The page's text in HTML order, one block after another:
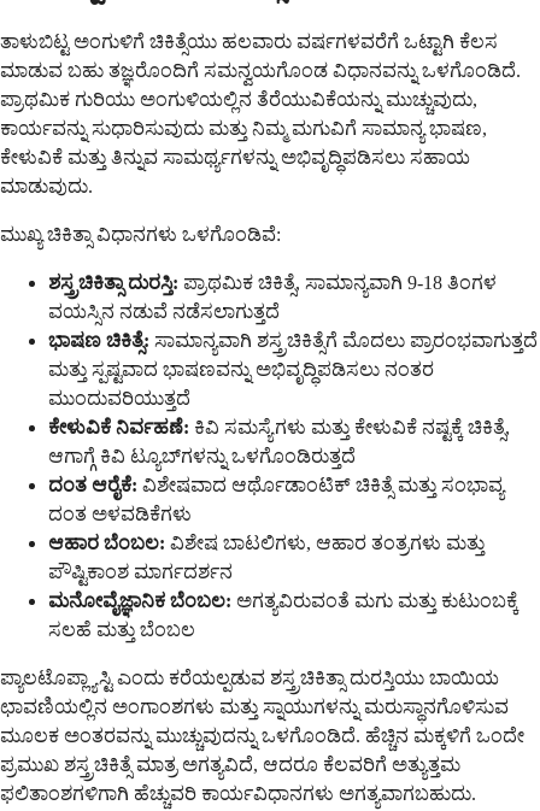
ತಾಳುಬಿಟ್ಟ ಅಂಗುಳಿಗೆ ಚಿಕಿತ್ಸೆಯು ಹಲವಾರು ವರ್ಷಗಳವರೆಗೆ ಒಟ್ಟಾಗಿ ಕೆಲಸ
ಮಾಡುವ ಬಹು ತಜ್ಞರೊಂದಿಗೆ ಸಮನ್ವಯಗೊಂಡ ವಿಧಾನವನ್ನು ಒಳಗೊಂಡಿದೆ.
ಪ್ರಾಥಮಿಕ ಗುರಿಯು ಅಂಗುಳಿಯಲ್ಲಿನ ತೆರೆಯುವಿಕೆಯನ್ನು ಮುಚ್ಚುವುದು,
ಕಾರ್ಯವನ್ನು ಸುಧಾರಿಸುವುದು ಮತ್ತು ನಿಮ್ಮ ಮಗುವಿಗೆ ಸಾಮಾನ್ಯ ಭಾಷಣ,
ಕೇಳುವಿಕೆ ಮತ್ತು ತಿನ್ನುವ ಸಾಮರ್ಥ್ಯಗಳನ್ನು ಅಭಿವೃದ್ಧಿಪಡಿಸಲು ಸಹಾಯ
ಮಾಡುವುದು.
ಮುಖ್ಯ ಚಿಕಿತ್ಸಾ ವಿಧಾನಗಳು ಒಳಗೊಂಡಿವೆ:
ಶಸ್ತ್ರಚಿಕಿತ್ಸಾ ದುರಸ್ತಿ: ಪ್ರಾಥಮಿಕ ಚಿಕಿತ್ಸೆ, ಸಾಮಾನ್ಯವಾಗಿ 9-18 ತಿಂಗಳ
ವಯಸ್ಸಿನ ನಡುವೆ ನಡೆಸಲಾಗುತ್ತದೆ
ಭಾಷಣ ಚಿಕಿತ್ಸೆ: ಸಾಮಾನ್ಯವಾಗಿ ಶಸ್ತ್ರಚಿಕಿತ್ಸೆಗೆ ಮೊದಲು ಪ್ರಾರಂಭವಾಗುತ್ತದೆ
ಮತ್ತು ಸ್ಪಷ್ಟವಾದ ಭಾಷಣವನ್ನು ಅಭಿವೃದ್ಧಿಪಡಿಸಲು ನಂತರ
ಮುಂದುವರಿಯುತ್ತದೆ
ಕೇಳುವಿಕೆ ನಿರ್ವಹಣೆ: ಕಿವಿ ಸಮಸ್ಯೆಗಳು ಮತ್ತು ಕೇಳುವಿಕೆ ನಷ್ಟಕ್ಕೆ ಚಿಕಿತ್ಸೆ,
ಆಗಾಗ್ಗೆ ಕಿವಿ ಟ್ಯೂಬ್‌ಗಳನ್ನು ಒಳಗೊಂಡಿರುತ್ತದೆ
ದಂತ ಆರೈಕೆ: ವಿಶೇಷವಾದ ಆರ್ಥೊಡಾಂಟಿಕ್ ಚಿಕಿತ್ಸೆ ಮತ್ತು ಸಂಭಾವ್ಯ
ದಂತ ಅಳವಡಿಕೆಗಳು
ಆಹಾರ ಬೆಂಬಲ: ವಿಶೇಷ ಬಾಟಲಿಗಳು, ಆಹಾರ ತಂತ್ರಗಳು ಮತ್ತು
ಪೌಷ್ಟಿಕಾಂಶ ಮಾರ್ಗದರ್ಶನ
ಮನೋವೈಜ್ಞಾನಿಕ ಬೆಂಬಲ: ಅಗತ್ಯವಿರುವಂತೆ ಮಗು ಮತ್ತು ಕುಟುಂಬಕ್ಕೆ
ಸಲಹೆ ಮತ್ತು ಬೆಂಬಲ
ಪ್ಯಾಲಟೊಪ್ಲ್ಯಾಸ್ಟಿ ಎಂದು ಕರೆಯಲ್ಪಡುವ ಶಸ್ತ್ರಚಿಕಿತ್ಸಾ ದುರಸ್ತಿಯು ಬಾಯಿಯ
ಛಾವಣಿಯಲ್ಲಿನ ಅಂಗಾಂಶಗಳು ಮತ್ತು ಸ್ನಾಯುಗಳನ್ನು ಮರುಸ್ಥಾನಗೊಳಿಸುವ
ಮೂಲಕ ಅಂತರವನ್ನು ಮುಚ್ಚುವುದನ್ನು ಒಳಗೊಂಡಿದೆ. ಹೆಚ್ಚಿನ ಮಕ್ಕಳಿಗೆ ಒಂದೇ
ಪ್ರಮುಖ ಶಸ್ತ್ರಚಿಕಿತ್ಸೆ ಮಾತ್ರ ಅಗತ್ಯವಿದೆ, ಆದರೂ ಕೆಲವರಿಗೆ ಅತ್ಯುತ್ತಮ
ಫಲಿತಾಂಶಗಳಿಗಾಗಿ ಹೆಚ್ಚುವರಿ ಕಾರ್ಯವಿಧಾನಗಳು ಅಗತ್ಯವಾಗಬಹುದು.